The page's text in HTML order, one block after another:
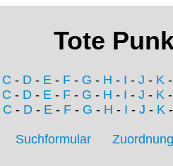
Tote
C - D - E - F - G - H - I - J - K
C - D - E - F - G - H - I - J - K
C - D- E- F- G - H - I - J - K
Suchformular